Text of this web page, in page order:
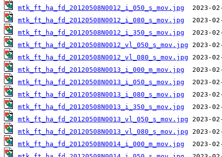
mtk_ft_ha_fd_20120508N0012_i_050_s_mov.jpg
mtk_ft_ha_fd_20120508N0012_i_080_s_mov.jpg
mtk_ft_ha_fd_20120508N0012_i_350_s_mov.jpg
mtk_ft_ha_fd_20120508N0012_vl_050_s_mov.jpg
mtk_ft_ha_fd_20120508N0012_vl_080_s_mov.jpg
mtk_ft_ha_fd_20120508N0013_i_000_m_mov.jpg
mtk_ft_ha_fd_20120508N0013_i_050_s_mov.jpg
mtk_ft_ha_fd_20120508N0013_i_080_s_mov.jpg
mtk_ft_ha_fd_20120508N0013_i_350_s_mov.jpg
mtk_ft_ha_fd_20120508N0013_vl_050_s_mov.jpg
mtk_ft_ha_fd_20120508N0013_vl_080_s_mov.jpg
mtk_ft_ha_fd_20120508N0014_i_000_m_mov.jpg